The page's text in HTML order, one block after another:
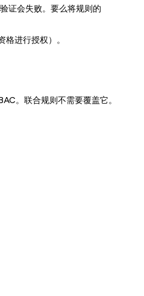
证会失败。要么将规则的
进行授权）。
。联合规则不需要覆盖它。